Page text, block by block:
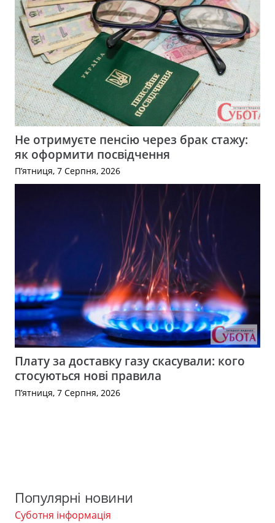
Не отримуєте пенсію через брак стажу:
як оформити посвідчення
П’ятниця, 7 Серпня, 2026
Плату за доставку газу скасували: кого
стосуються нові правила
П’ятниця, 7 Серпня, 2026
Популярні новини
Суботня інформація